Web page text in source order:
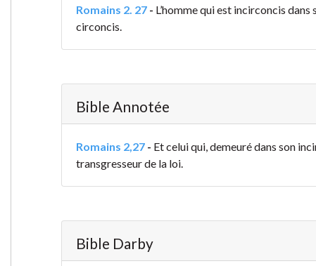
Romains 2. 27- L’homme qui est incirconcis
circoncis.
Bible Annotée
Romains 2,27- Et celui qui, demeuré dans son
transgresseur de la loi.
Bible Darby